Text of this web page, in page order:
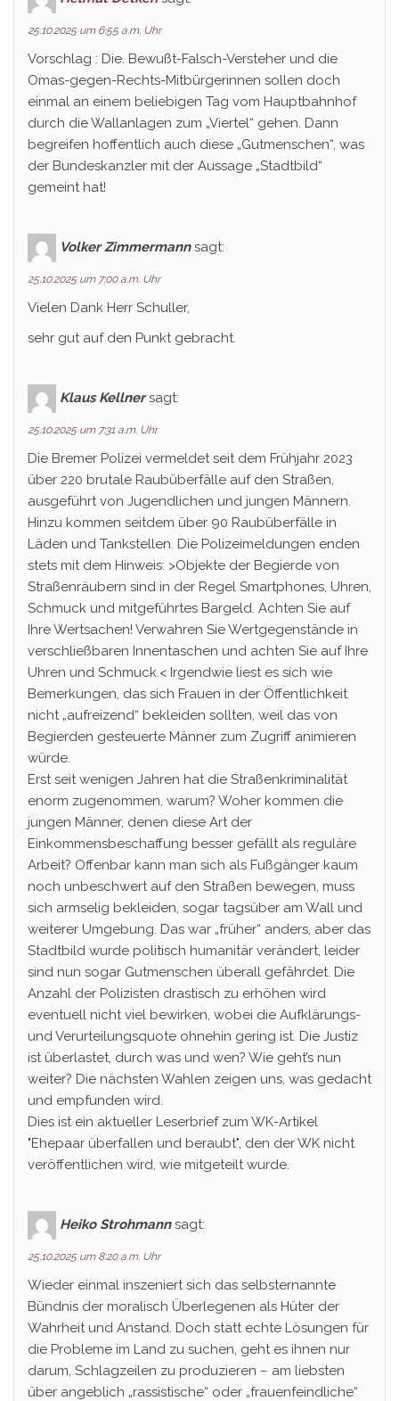
25.10.2025 um 6:55 a.m. Uhr
Vorschlag : Die. Bewußt-Falsch-Versteher und die
Omas-gegen-Rechts-Mitbürgerinnen sollen doch
einmal an einem beliebigen Tag vom Hauptbahnhof
durch die Wallanlagen zum „Viertel“ gehen. Dann
begreifen hoffentlich auch diese „Gutmenschen“, was
der Bundeskanzler mit der Aussage „Stadtbild“
gemeint hat!
Volker Zimmermann sagt:
25.10.2025 um 7:00 a.m. Uhr
Vielen Dank Herr Schuller,
sehr gut auf den Punkt gebracht.
Klaus Kellner sagt:
25.10.2025 um 7:31 a.m. Uhr
Die Bremer Polizei vermeldet seit dem Frühjahr 2023
über 220 brutale Raubüberfälle auf den Straßen,
ausgeführt von Jugendlichen und jungen Männern.
Hinzu kommen seitdem über 90 Raubüberfälle in
Läden und Tankstellen. Die Polizeimeldungen enden
stets mit dem Hinweis: >Objekte der Begierde von
Straßenräubern sind in der Regel Smartphones, Uhren,
Schmuck und mitgeführtes Bargeld. Achten Sie auf
Ihre Wertsachen! Verwahren Sie Wertgegenstände in
verschließbaren Innentaschen und achten Sie auf Ihre
Uhren und Schmuck.< Irgendwie liest es sich wie
Bemerkungen, das sich Frauen in der Öffentlichkeit
nicht „aufreizend“ bekleiden sollten, weil das von
Begierden gesteuerte Männer zum Zugriff animieren
würde.
Erst seit wenigen Jahren hat die Straßenkriminalität
enorm zugenommen, warum? Woher kommen die
jungen Männer, denen diese Art der
Einkommensbeschaffung besser gefällt als reguläre
Arbeit? Offenbar kann man sich als Fußgänger kaum
noch unbeschwert auf den Straßen bewegen, muss
sich armselig bekleiden, sogar tagsüber am Wall und
weiterer Umgebung. Das war „früher“ anders, aber das
Stadtbild wurde politisch humanitär verändert, leider
sind nun sogar Gutmenschen überall gefährdet. Die
Anzahl der Polizisten drastisch zu erhöhen wird
eventuell nicht viel bewirken, wobei die Aufklärungs-
und Verurteilungsquote ohnehin gering ist. Die Justiz
ist überlastet, durch was und wen? Wie geht’s nun
weiter? Die nächsten Wahlen zeigen uns, was gedacht
und empfunden wird.
Dies ist ein aktueller Leserbrief zum WK-Artikel
"Ehepaar überfallen und beraubt", den der WK nicht
veröffentlichen wird, wie mitgeteilt wurde.
Heiko Strohmann sagt:
25.10.2025 um 8:20 a.m. Uhr
Wieder einmal inszeniert sich das selbsternannte
Bündnis der moralisch Überlegenen als Hüter der
Wahrheit und Anstand. Doch statt echte Lösungen für
die Probleme im Land zu suchen, geht es ihnen nur
darum, Schlagzeilen zu produzieren – am liebsten
über angeblich „rassistische“ oder „frauenfeindliche“